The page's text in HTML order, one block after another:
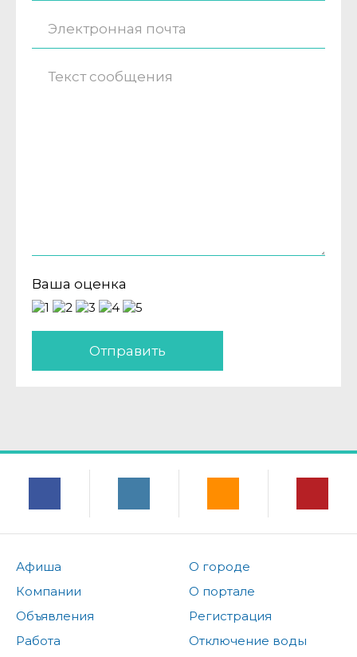
Ваша оценка
Отправить
Афиша
Компании
Объявления
Работа
О городе
О портале
Регистрация
Отключение воды